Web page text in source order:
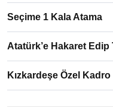
Seçime 1 Kala Atama
Atatürk’e Hakaret Edip
Kızkardeşe Özel Kadro